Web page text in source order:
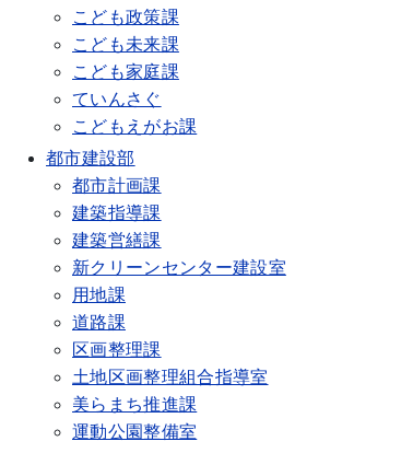
こども政策課
こども未来課
こども家庭課
ていんさぐ
こどもえがお課
都市建設部
都市計画課
建築指導課
建築営繕課
新クリーンセンター建設室
用地課
道路課
区画整理課
土地区画整理組合指導室
美らまち推進課
運動公園整備室